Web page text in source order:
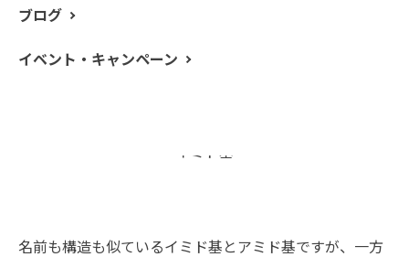
ブログ
イベント・キャンペーン
イミド基
名前も構造も似ているイミド基とアミド基ですが、一方